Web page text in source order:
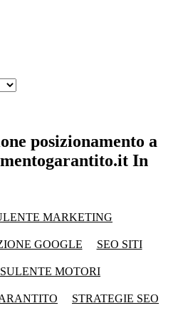
posizionamento a
In
MARKETING
GOOGLE SEO SITI
MOTORI
STRATEGIE SEO